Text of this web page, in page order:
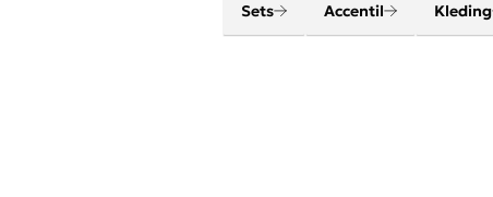
Sets Accentil Kleding